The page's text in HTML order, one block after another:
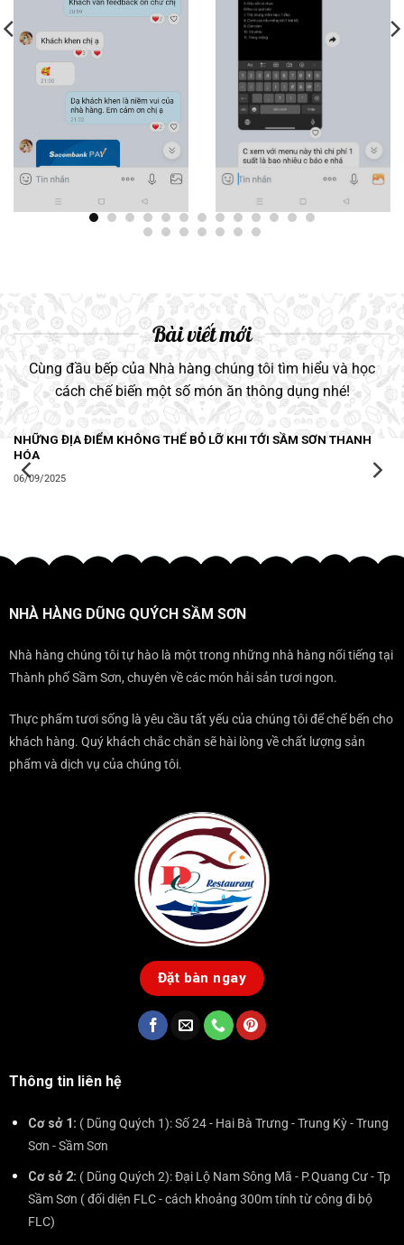
Bài viết mới
Cùng đầu bếp của Nhà hàng chúng tôi tìm hiểu và học
cách chế biến một số món ăn thông dụng nhé!
NHỮNG ĐỊA ĐIỂM KHÔNG THỂ BỎ LỠ KHI TỚI SẦM SƠN THANH
HÓA
06/09/2025
NHÀ HÀNG DŨNG QUÝCH SẦM SƠN
Nhà hàng chúng tôi tự hào là một trong những nhà hàng nổi tiếng tại
Thành phố Sầm Sơn, chuyên về các món hải sản tươi ngon.
Thực phẩm tươi sống là yêu cầu tất yếu của chúng tôi để chế bến cho
khách hàng. Quý khách chắc chắn sẽ hài lòng về chất lượng sản
phẩm và dịch vụ của chúng tôi.
Đặt bàn ngay
Thông tin liên hệ
Cơ sở 1: ( Dũng Quých 1): Số 24 - Hai Bà Trưng - Trung Kỳ - Trung
Sơn - Sầm Sơn
Cơ sở 2: ( Dũng Quých 2): Đại Lộ Nam Sông Mã - P.Quang Cư - Tp
Sầm Sơn ( đối diện FLC - cách khoảng 300m tính từ công đi bộ
FLC)